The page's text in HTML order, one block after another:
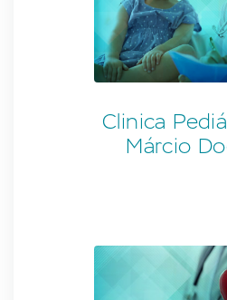
Clinica
Márcio